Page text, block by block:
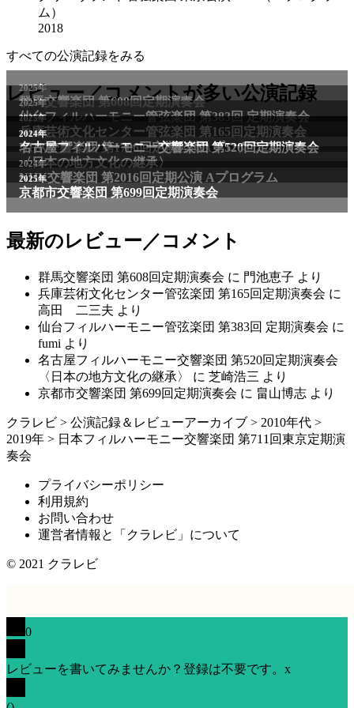
ム）
2018
すべての公演記録をみる
レビュー／コメントが多い公演記録
2025年
群馬交響楽団 第608回定期演奏会
2025年
仙台フィルハーモニー管弦楽団 第383回 定期演奏会
2025年
兵庫芸術文化センター管弦楽団 第165回定期演奏会
2011年
NHK交響楽団 第1706回定期公演Aプログラム
2024年
名古屋フィルハーモニー交響楽団 第520回定期演奏会
〈日本の地方文化の継承〉
2024年
NHK交響楽団 第2016回定期公演 Aプログラム
2025年
京都市交響楽団 第699回定期演奏会
最新のレビュー／コメント
群馬交響楽団 第608回定期演奏会 に 門池恵子 より
兵庫芸術文化センター管弦楽団 第165回定期演奏会 に
高田 二三夫 より
仙台フィルハーモニー管弦楽団 第383回 定期演奏会 に
fumi より
名古屋フィルハーモニー交響楽団 第520回定期演奏会
〈日本の地方文化の継承〉
に 芝崎浩三 より
京都市交響楽団 第699回定期演奏会 に 畠山博志 より
クラレビ > 公演記録＆レビューアーカイブ > 2010年代 >
2019年 > 日本フィルハーモニー交響楽団 第711回東京定期演
奏会
プライバシーポリシー
利用規約
お問い合わせ
運営者情報と「クラレビ」について
© 2021 クラレビ
0
レビューを書いてみませんか？登録は不要です。 x